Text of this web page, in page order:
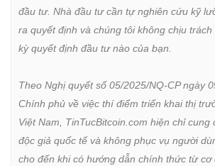
đầu tư. Nhà đầu tư cần tự nghiên cứu kỹ
ra quyết định và chúng tôi không chịu
kỳ quyết định đầu tư nào của bạn.
Theo Nghị quyết số 05/2025/NQ-CP ngày
Chính phủ về việc thí điểm triển khai thị
Việt Nam, TinTucBitcoin.com hiện chỉ cung
độc giả quốc tế và không phục vụ người
cho đến khi có hướng dẫn chính thức từ cơ